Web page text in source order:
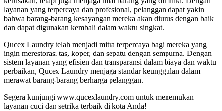
layanan yang terpercaya dan profesional, pelanggan dapat yakin
bahwa barang-barang kesayangan mereka akan diurus dengan baik
dan dapat digunakan kembali dalam waktu singkat.
Qucex Laundry telah menjadi mitra terpercaya bagi mereka yang
ingin merestorasi tas, koper, dan sepatu dengan sempurna. Dengan
sistem layanan yang efisien dan transparansi dalam biaya dan waktu
perbaikan, Qucex Laundry menjaga standar keunggulan dalam
merawat barang-barang berharga pelanggan.
Segera kunjungi www.qucexlaundry.com untuk menemukan
layanan cuci dan setrika terbaik di kota Anda!